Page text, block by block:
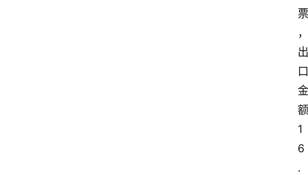
票
，
出
口
金
额
1
6
.